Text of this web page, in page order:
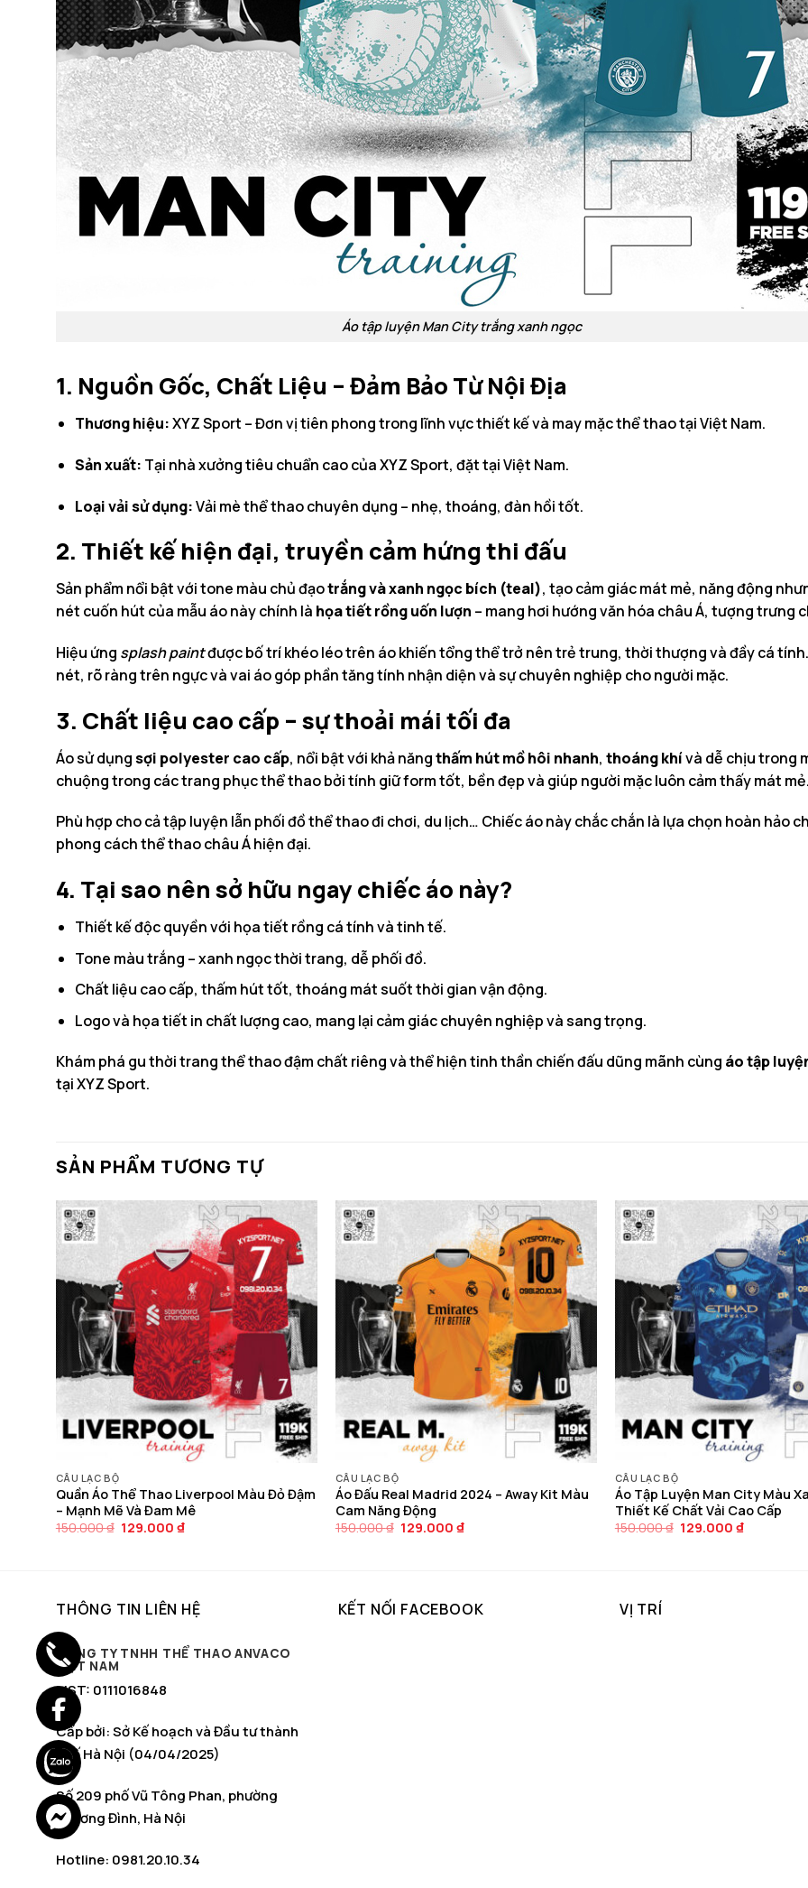
Áo tập luyện Man City trắng xanh ngọc
1. Nguồn Gốc, Chất Liệu – Đảm Bảo Từ Nội Địa
Thương hiệu:XYZ Sport – Đơn vị tiên phong trong lĩnh vực thiết kế và may mặc thể thao tại Việt Nam.
Sản xuất: Tại nhà xưởng tiêu chuẩn cao của XYZ Sport, đặt tại Việt Nam.
Loại vải sử dụng:Vải mè thể thao chuyên dụng – nhẹ, thoáng, đàn hồi tốt.
2. Thiết kế hiện đại, truyền cảm hứng thi đấu
Sản phẩm nổi bật với tone màu chủ đạotrắng và xanh ngọc bích (teal), tạo cảm giác mát mẻ, năng động
nét cuốn hút của mẫu áo này chính là họa tiết rồng uốn lượn – mang hơi hướng văn hóa châu Á, tượng trưng
Hiệu ứng splash paintđược bố trí khéo léo trên áo khiến tổng thể trở nên trẻ trung, thời thượng và đầy cá
nét, rõ ràng trên ngực và vai áo góp phần tăng tính nhận diện và sự chuyên nghiệp cho người mặc.
3. Chất liệu cao cấp – sự thoải mái tối đa
Áo sử dụngsợi polyester cao cấp, nổi bật với khả năngthấm hút mồ hôi nhanh, thoáng khívà dễ chịu trong
chuộng trong các trang phục thể thao bởi tính giữ form tốt, bền đẹp và giúp người mặc luôn cảm thấy mát
Phù hợp cho cả tập luyện lẫn phối đồ thể thao đi chơi, du lịch… Chiếc áo này chắc chắn là lựa chọn hoàn hảo
phong cách thể thao châu Á hiện đại.
4. Tại sao nên sở hữu ngay chiếc áo này?
Thiết kế độc quyền với họa tiết rồng cá tính và tinh tế.
Tone màu trắng – xanh ngọc thời trang, dễ phối đồ.
Chất liệu cao cấp, thấm hút tốt, thoáng mát suốt thời gian vận động.
Logo và họa tiết in chất lượng cao, mang lại cảm giác chuyên nghiệp và sang trọng.
Khám phá gu thời trang thể thao đậm chất riêng và thể hiện tinh thần chiến đấu dũng mãnh cùng áo tập
tạiXYZ Sport.
SẢN PHẨM TƯƠNG TỰ
CÂU LẠC BỘ
Quần Áo Thể Thao Liverpool Màu Đỏ Đậm
– Mạnh Mẽ Và Đam Mê
150.000₫ Giá
129.000₫Giá
CÂU LẠC BỘ
Áo Đấu Real Madrid 2024 – Away Kit Màu
Cam Năng Động
150.000₫ Giá
129.000₫Giá
CÂU LẠC BỘ
Áo Tập Luyện Man City Màu
Thiết Kế Chất Vải Cao Cấp
150.000₫ Giá
129.000₫Giá
THÔNG TIN LIÊN HỆ
CÔNG TY TNHH THỂ THAO ANVACO
VIỆT NAM
MST: 0111016848
Cấp bởi: Sở Kế hoạch và Đầu tư thành
phố Hà Nội (04/04/2025)
Số 209 phố Vũ Tông Phan, phường
Khương Đình, Hà Nội
Hotline: 0981.20.10.34
KẾT NỐI FACEBOOK VỊ TRÍ